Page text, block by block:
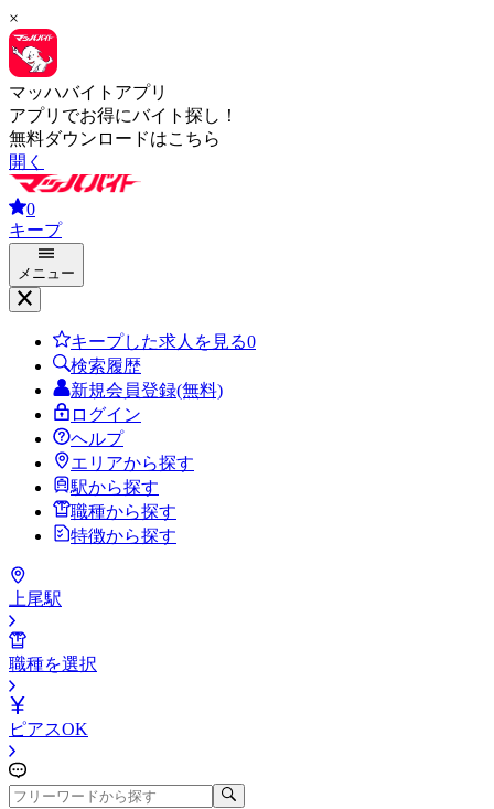
×
マッハバイトアプリ
アプリでお得にバイト探し！
無料ダウンロードはこちら
開く
0
キープ
メニュー
キープした求人を見る0
検索履歴
新規会員登録(無料)
ログイン
ヘルプ
エリアから探す
駅から探す
職種から探す
特徴から探す
上尾駅
職種を選択
ピアスOK